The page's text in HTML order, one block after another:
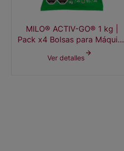
MILO® ACTIV-GO® 1 kg |
Pack x4 Bolsas para Máquina
Dispensadora
Ver detalles